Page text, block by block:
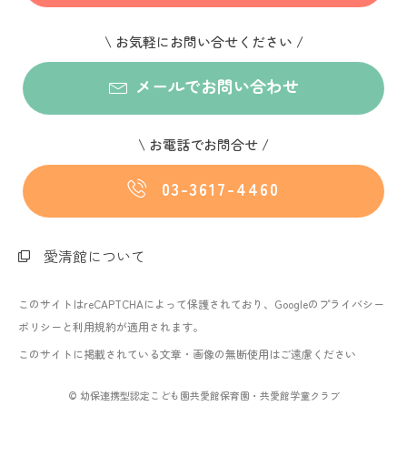
\ お気軽にお問い合せください /
メールでお問い合わせ
\ お電話でお問合せ /
03-3617-4460
愛清館について
このサイトはreCAPTCHAによって保護されており、Googleの プライバシー
ポリシー と利用規約が適用されます。
このサイトに掲載されている文章・画像の無断使用はご遠慮ください
© 幼保連携型認定こども園共愛館保育園・共愛館学童クラブ